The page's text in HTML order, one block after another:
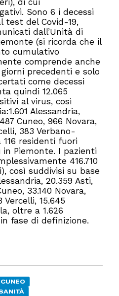
Sono 6 i decessi
test del Covid-19,
dall’Unità di
(si ricorda che il
cumulativo
comprende anche
precedenti e solo
come decessi
quindi 12.065
al virus, così
Alessandria,
Cuneo, 966 Novara,
383 Verbano-
116 residenti fuori
Piemonte. I pazienti
416.710
così suddivisi su base
20.359 Asti,
33.140 Novara,
Vercelli, 15.645
oltre a 1.626
fase di definizione.